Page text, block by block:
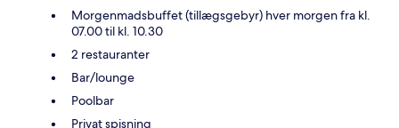
Morgenmadsbuffet (tillægsgebyr) hver morgen fra kl.
07.00 til kl. 10.30
2 restauranter
Bar/lounge
Poolbar
Privat spisning